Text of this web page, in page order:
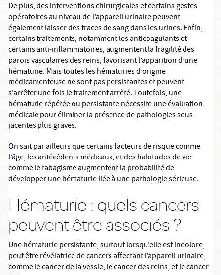
De plus, des interventions chirurgicales et certains gestes
opératoires au niveau de l’appareil urinaire peuvent
également laisser des traces de sang dans les urines. Enfin,
certains traitements, notamment les anticoagulants et
certains anti-inflammatoires, augmentent la fragilité des
parois vasculaires des reins, favorisant l’apparition d’une
hématurie. Mais toutes les hématuries d’origine
médicamenteuse ne sont pas persistantes et peuvent
s’arrêter une fois le traitement arrêté. Toutefois, une
hématurie répétée ou persistante nécessite une évaluation
médicale pour éliminer la présence de pathologies sous-
jacentes plus graves.
On sait par ailleurs que certains facteurs de risque comme
l’âge, les antécédents médicaux, et des habitudes de vie
comme le tabagisme augmentent la probabilité de
développer une hématurie liée à une pathologie sérieuse.
Hématurie : quels cancers
peuvent être associés ?
Une hématurie persistante, surtout lorsqu’elle est indolore,
peut être révélatrice de cancers affectant l’appareil urinaire,
comme le cancer de la vessie, le cancer des reins, et le cancer